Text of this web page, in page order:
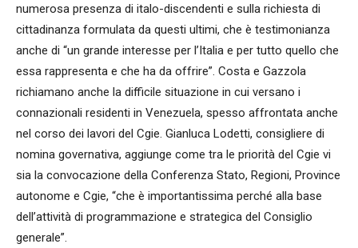
numerosa presenza di italo-discendenti e sulla richiesta di
cittadinanza formulata da questi ultimi, che è testimonianza
anche di “un grande interesse per l’Italia e per tutto quello che
essa rappresenta e che ha da offrire”. Costa e Gazzola
richiamano anche la difficile situazione in cui versano i
connazionali residenti in Venezuela, spesso affrontata anche
nel corso dei lavori del Cgie. Gianluca Lodetti, consigliere di
nomina governativa, aggiunge come tra le priorità del Cgie vi
sia la convocazione della Conferenza Stato, Regioni, Province
autonome e Cgie, “che è importantissima perché alla base
dell’attività di programmazione e strategica del Consiglio
generale”.